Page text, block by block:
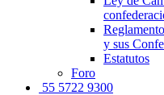
y sus
Estatutos
Foro
55 5722 9300